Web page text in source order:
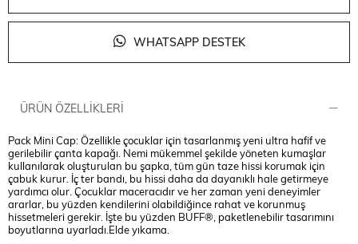
WHATSAPP DESTEK
ÜRÜN ÖZELLIKLERI
Pack Mini Cap: Özellikle çocuklar için tasarlanmış yeni ultra hafif ve
gerilebilir çanta kapağı. Nemi mükemmel şekilde yöneten kumaşlar
kullanılarak oluşturulan bu şapka, tüm gün taze hissi korumak için
çabuk kurur. İç ter bandı, bu hissi daha da dayanıklı hale getirmeye
yardımcı olur. Çocuklar maceracıdır ve her zaman yeni deneyimler
ararlar, bu yüzden kendilerini olabildiğince rahat ve korunmuş
hissetmeleri gerekir. İşte bu yüzden BUFF®, paketlenebilir tasarımını
boyutlarına uyarladı.Elde yıkama.